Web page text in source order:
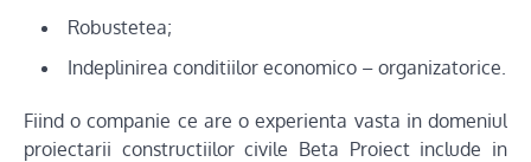
Robustetea;
Indeplinirea conditiilor economico – organizatorice.
Fiind o companie ce are o experienta vasta in domeniul
proiectarii constructiilor civile Beta Proiect include in